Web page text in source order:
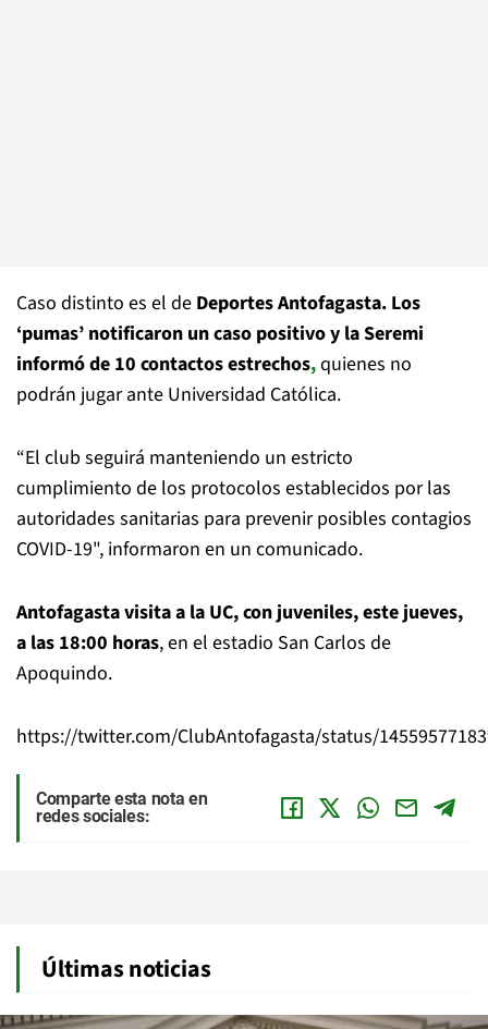
Caso distinto es el de Deportes Antofagasta. Los
‘pumas’ notificaron un caso positivo y la Seremi
informó de 10 contactos estrechos,quienes no
podrán jugar ante Universidad Católica.
“El club seguirá manteniendo un estricto
cumplimiento de los protocolos establecidos por las
autoridades sanitarias para prevenir posibles contagios
COVID-19", informaron en un comunicado.
Antofagasta visita a la UC, con juveniles, este jueves,
a las 18:00 horas, en el estadio San Carlos de
Apoquindo.
https://twitter.com/ClubAntofagasta/status/
Comparte esta nota en
redes sociales:
Últimas noticias